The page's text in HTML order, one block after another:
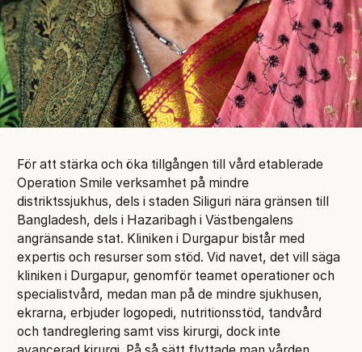
För att stärka och öka tillgången till vård etablerade
Operation Smile verksamhet på mindre
distriktssjukhus, dels i staden Siliguri nära gränsen till
Bangladesh, dels i Hazaribagh i Västbengalens
angränsande stat. Kliniken i Durgapur bistår med
expertis och resurser som stöd. Vid navet, det vill säga
kliniken i Durgapur, genomför teamet operationer och
specialistvård, medan man på de mindre sjukhusen,
ekrarna, erbjuder logopedi, nutritionsstöd, tandvård
och tandreglering samt viss kirurgi, dock inte